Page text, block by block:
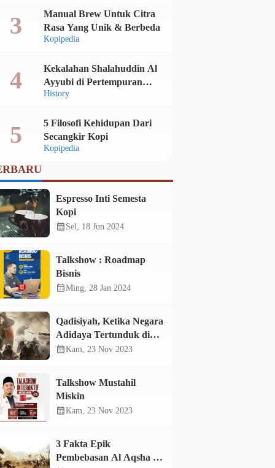
Kopipedia
Manual Brew Untuk Citra
Rasa Yang Unik & Berbeda
History
Kekalahan Shalahuddin Al
Ayyubi di Pertempuran
Montgisard
Kopipedia
5 Filosofi Kehidupan Dari
Secangkir Kopi
Espresso Inti Semesta
Kopi
calendar_monthSel, 18 Jun 2024
Talkshow : Roadmap
Bisnis
calendar_monthMing, 28 Jan 2024
Qadisiyah, Ketika Negara
Adidaya Tertunduk di
Hadapan Mujahid
calendar_monthKam, 23 Nov 2023
Talkshow Mustahil
Miskin
calendar_monthKam, 23 Nov 2023
3 Fakta Epik
Pembebasan Al Aqsha di